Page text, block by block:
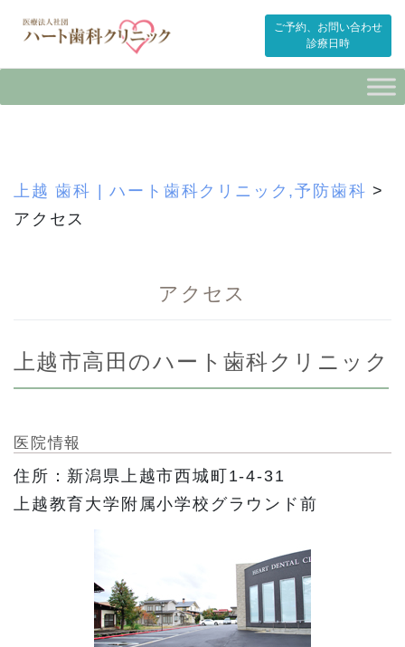
ご予約、お問い合わせ
診療日時
上越 歯科 | ハート歯科クリニック,予防歯科 >
アクセス
アクセス
上越市高田のハート歯科クリニック
医院情報
住所：新潟県上越市西城町1-4-31
上越教育大学附属小学校グラウンド前